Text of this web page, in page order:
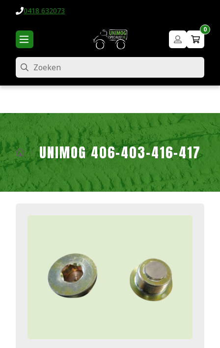
0418 632073
0
Zoeken
UNIMOG 406-403-416-417